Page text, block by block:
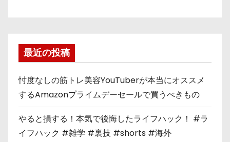
最近の投稿
忖度なしの筋トレ美容YouTuberが本当にオススメ
するAmazonプライムデーセールで買うべきもの
やると損する！本気で後悔したライフハック！ #ラ
イフハック #雑学 #裏技 #shorts #海外